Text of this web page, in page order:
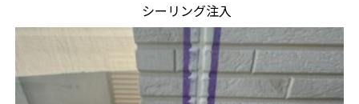
シーリング注入